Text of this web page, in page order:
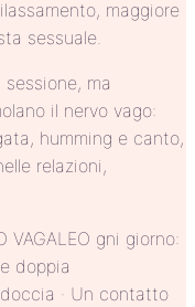
maggiore
sessuale.
ma
il nervo vago:
humming e canto,
relazioni,
VAGALEO gni giorno:
doppia
· Un contatto